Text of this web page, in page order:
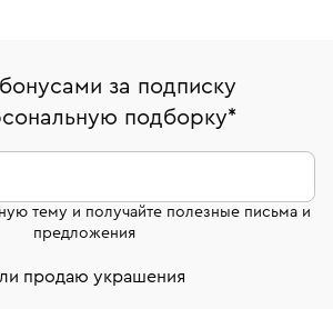
за подписку
подборку*
тему и получайте полезные письма и
предложения
продаю украшения